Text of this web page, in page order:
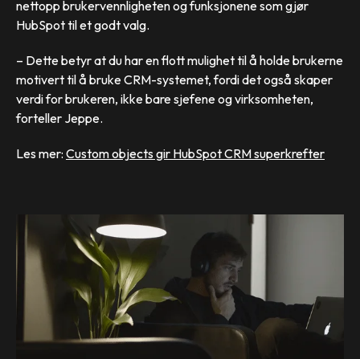
nettopp brukervennligheten og funksjonene som gjør
HubSpot til et godt valg.
– Dette betyr at du har en flott mulighet til å holde brukerne
motivert til å bruke CRM-systemet, fordi det også skaper
verdi for brukeren, ikke bare sjefene og virksomheten,
forteller Jeppe.
Les mer: Custom objects gir HubSpot CRM superkrefter